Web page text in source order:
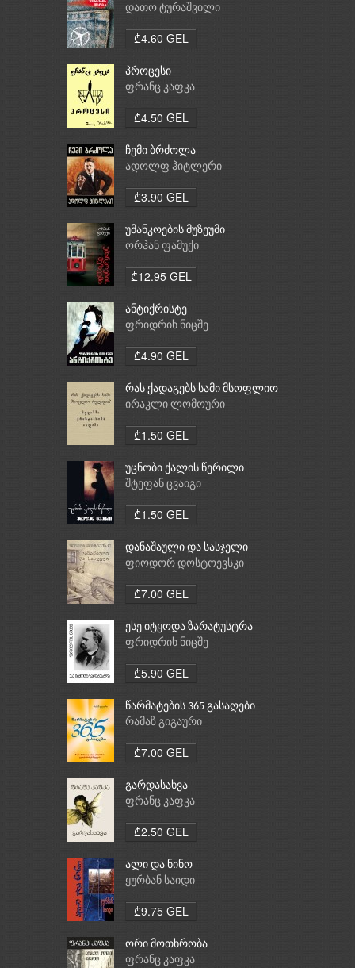
დათო ტურაშვილი
₾4.60 GEL
პროცესი
ფრანც კაფკა
₾4.50 GEL
ჩემი ბრძოლა
ადოლფ ჰიტლერი
₾3.90 GEL
უმანკოების მუზეუმი
ორჰან ფამუქი
₾12.95 GEL
ანტიქრისტე
ფრიდრიხ ნიცშე
₾4.90 GEL
რას ქადაგებს სამი მსოფლიო
რელიგია: ბუდიზმი,
ირაკლი ლომოური
₾1.50 GEL
უცნობი ქალის წერილი
შტეფან ცვაიგი
₾1.50 GEL
დანაშაული და სასჯელი
ფიოდორ დოსტოევსკი
₾7.00 GEL
ესე იტყოდა ზარატუსტრა
ფრიდრიხ ნიცშე
₾5.90 GEL
წარმატების 365 გასაღები
რამაზ გიგაური
₾7.00 GEL
გარდასახვა
ფრანც კაფკა
₾2.50 GEL
ალი და ნინო
ყურბან საიდი
₾9.75 GEL
ორი მოთხრობა
ფრანც კაფკა